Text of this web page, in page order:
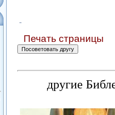
Печать страницы
другие